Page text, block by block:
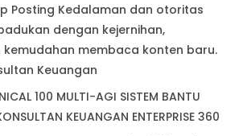
Posting Kedalaman dan otoritas
dengan kejernihan,
kemudahan membaca konten baru.
Keuangan
100 MULTI-AGI SISTEM BANTU
KEUANGAN ENTERPRISE 360